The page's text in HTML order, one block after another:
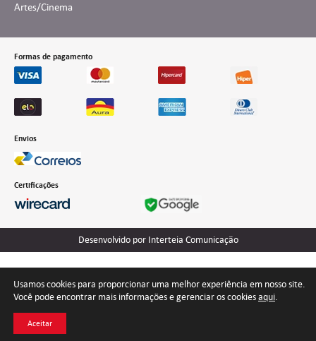
Artes/Cinema
Formas de pagamento
Envios
Certificações
Desenvolvido por Interteia Comunicação
Usamos cookies para proporcionar uma melhor experiência em nosso site.
Você pode encontrar mais informações e gerenciar os cookiesaqui.
Aceitar